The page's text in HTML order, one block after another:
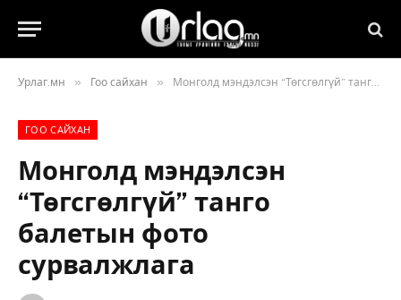
Урлаг.мн » Гоо сайхан » Монголд мэндэлсэн “Төгсгөлгүй” танго балетын фото сурвалжлага
ГОО САЙХАН
Монголд мэндэлсэн
“Төгсгөлгүй” танго
балетын фото
сурвалжлага